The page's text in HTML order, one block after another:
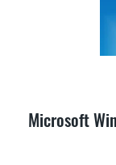
Microsoft